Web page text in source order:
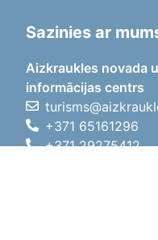
Sazinies ar
Aizkraukles novada
informācijas centrs
+371 65161296
+371 29275412